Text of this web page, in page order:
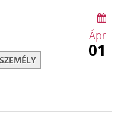
Ápr
01